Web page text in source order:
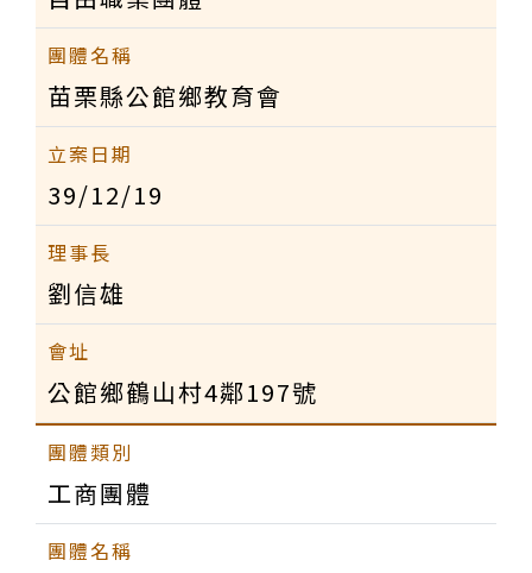
苗栗縣公館鄉教育會
39/12/19
劉信雄
公館鄉鶴山村4鄰197號
工商團體